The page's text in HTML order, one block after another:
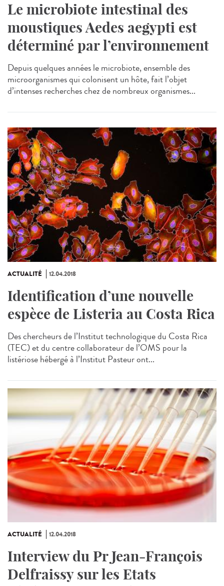
Le microbiote intestinal des
moustiques Aedes aegypti est
déterminé par l’environnement
Depuis quelques années le microbiote, ensemble des
microorganismes qui colonisent un hôte, fait l’objet
d’intenses recherches chez de nombreux organismes...
ACTUALITÉ 12.04.2018
Identification d’une nouvelle
espèce de Listeria au Costa Rica
Des chercheurs de l’Institut technologique du Costa Rica
(TEC) et du centre collaborateur de l’OMS pour la
listériose hébergé à l’Institut Pasteur ont...
ACTUALITÉ 12.04.2018
Interview du Pr Jean-François
Delfraissy sur les Etats